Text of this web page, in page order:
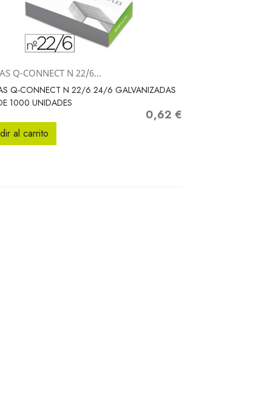
 Vista rápida
Q-CONNECT N 22/6...
Q-CONNECT N 22/6 24/6 GALVANIZADAS
1000 UNIDADES
Precio
0,62 €
al carrito